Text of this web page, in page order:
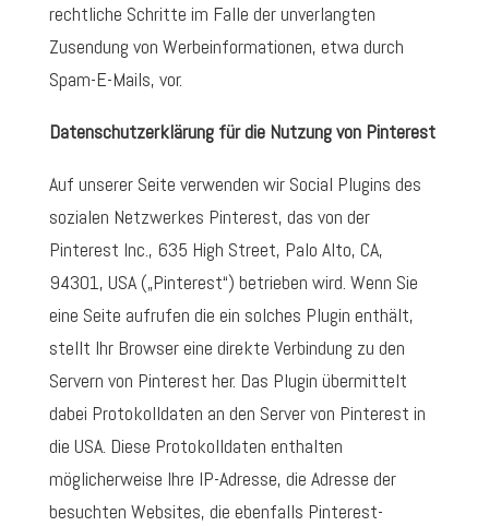
rechtliche Schritte im Falle der unverlangten
Zusendung von Werbeinformationen, etwa durch
Spam-E-Mails, vor.
Datenschutzerklärung für die Nutzung von Pinterest
Auf unserer Seite verwenden wir Social Plugins des
sozialen Netzwerkes Pinterest, das von der
Pinterest Inc., 635 High Street, Palo Alto, CA,
94301, USA („Pinterest“) betrieben wird. Wenn Sie
eine Seite aufrufen die ein solches Plugin enthält,
stellt Ihr Browser eine direkte Verbindung zu den
Servern von Pinterest her. Das Plugin übermittelt
dabei Protokolldaten an den Server von Pinterest in
die USA. Diese Protokolldaten enthalten
möglicherweise Ihre IP-Adresse, die Adresse der
besuchten Websites, die ebenfalls Pinterest-